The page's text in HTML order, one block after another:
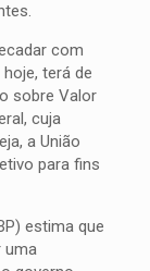
com
terá de
sobre Valor
cuja
a União
para fins
estima que
uma